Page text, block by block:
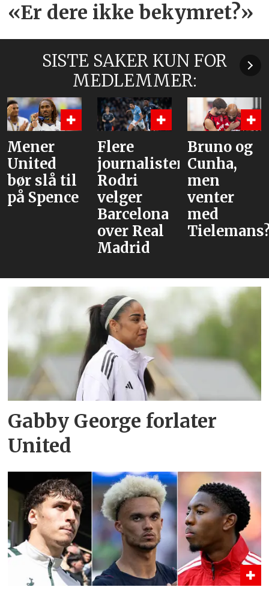
«Er dere ikke bekymret?»
SISTE SAKER KUN FOR
MEDLEMMER:
Flere
journalister:
Rodri
velger
Bruno og
Cunha,
men
venter
med
Tielemans?
Hva er
Gabby George forlater
United